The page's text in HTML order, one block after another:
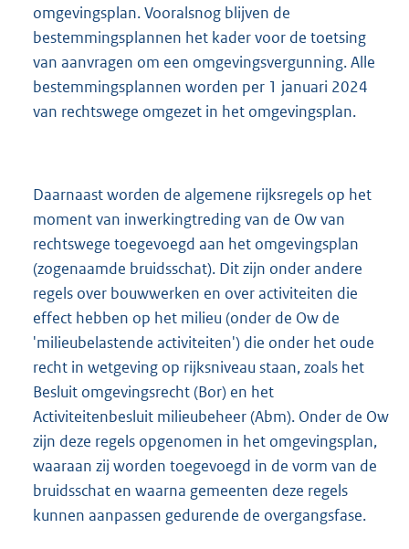
omgevingsplan. Vooralsnog blijven de
bestemmingsplannen het kader voor de toetsing
van aanvragen om een omgevingsvergunning. Alle
bestemmingsplannen worden per 1 januari 2024
van rechtswege omgezet in het omgevingsplan.
Daarnaast worden de algemene rijksregels op het
moment van inwerkingtreding van de Ow van
rechtswege toegevoegd aan het omgevingsplan
(zogenaamde bruidsschat). Dit zijn onder andere
regels over bouwwerken en over activiteiten die
effect hebben op het milieu (onder de Ow de
'milieubelastende activiteiten') die onder het oude
recht in wetgeving op rijksniveau staan, zoals het
Besluit omgevingsrecht (Bor) en het
Activiteitenbesluit milieubeheer (Abm). Onder de Ow
zijn deze regels opgenomen in het omgevingsplan,
waaraan zij worden toegevoegd in de vorm van de
bruidsschat en waarna gemeenten deze regels
kunnen aanpassen gedurende de overgangsfase.